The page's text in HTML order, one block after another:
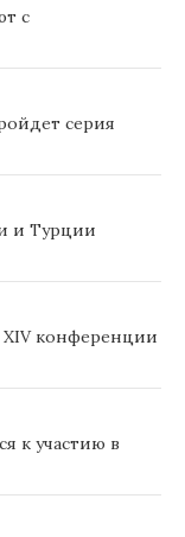
с
серия
и Турции
XIV конференции
к участию в